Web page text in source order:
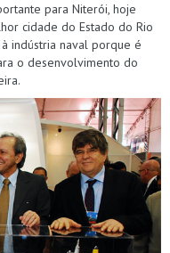
para Niterói, hoje
cidade do Estado do Rio
indústria naval porque é
o desenvolvimento do